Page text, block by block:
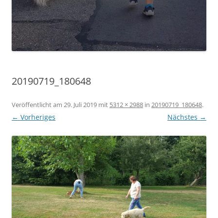
20190719_180648
Veröffentlicht am 29. Juli 2019 mit 5312 × 2988 in 20190719_180648.
← Vorheriges Nächstes →